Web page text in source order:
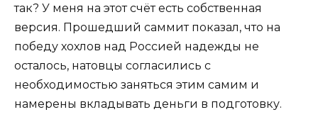
так? У меня на этот счёт есть собственная
версия. Прошедший саммит показал, что на
победу хохлов над Россией надежды не
осталось, натовцы согласились с
необходимостью заняться этим самим и
намерены вкладывать деньги в подготовку.